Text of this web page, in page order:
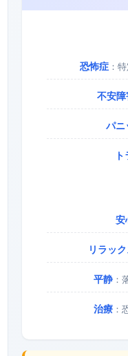
恐怖症：
不安
パニ
安
リラッ
平静：
治療：